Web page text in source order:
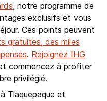
, notre programme de
exclusifs et vous
Ces points peuvent
gratuites, des miles
. Rejoignez IHG
commencez à profiter
privilégié.
Tlaquepaque et